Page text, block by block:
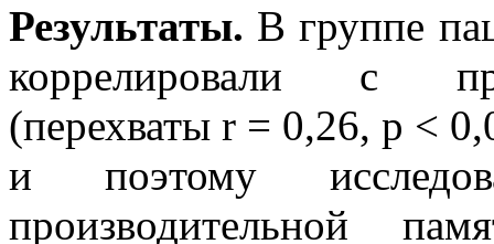
Результаты. В группе
коррелировали с
(перехваты r = 0,26, p <
и поэтому
производительной